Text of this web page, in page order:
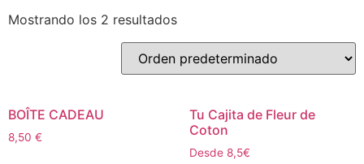
Mostrando los 2 resultados
BOÎTE CADEAU
8,50 €
Tu Cajita de Fleur de
Coton
Desde 8,5€